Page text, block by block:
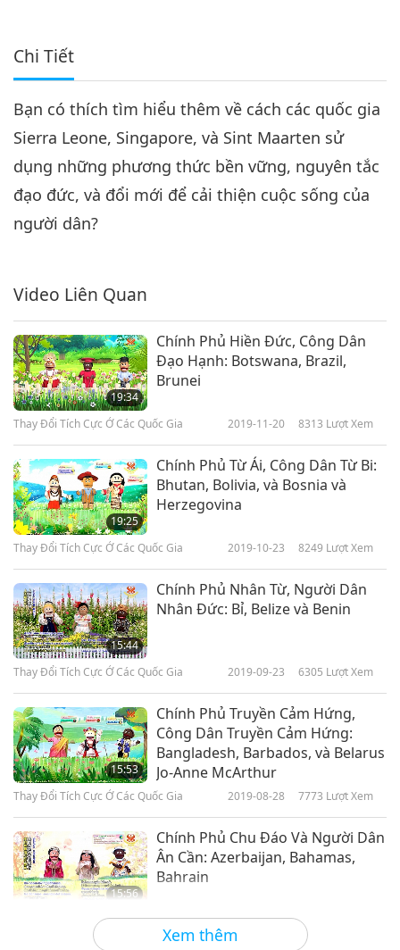
Chi Tiết
Bạn có thích tìm hiểu thêm về cách các quốc gia
Sierra Leone, Singapore, và Sint Maarten sử
dụng những phương thức bền vững, nguyên tắc
đạo đức, và đổi mới để cải thiện cuộc sống của
người dân?
Xem thêm
Video Liên Quan
19:34
Chính Phủ Hiền Đức, Công Dân
Đạo Hạnh: Botswana, Brazil,
Brunei
Thay Đổi Tích Cực Ở Các Quốc Gia 2019-11-20 8313 Lượt Xem
19:25
Chính Phủ Từ Ái, Công Dân Từ Bi:
Bhutan, Bolivia, và Bosnia và
Herzegovina
Thay Đổi Tích Cực Ở Các Quốc Gia 2019-10-23 8249 Lượt Xem
15:44
Chính Phủ Nhân Từ, Người Dân
Nhân Đức: Bỉ, Belize và Benin
Thay Đổi Tích Cực Ở Các Quốc Gia 2019-09-23 6305 Lượt Xem
15:53
Chính Phủ Truyền Cảm Hứng,
Công Dân Truyền Cảm Hứng:
Bangladesh, Barbados, và Belarus
Jo-Anne McArthur
Thay Đổi Tích Cực Ở Các Quốc Gia 2019-08-28 7773 Lượt Xem
15:56
Chính Phủ Chu Đáo Và Người Dân
Ân Cần: Azerbaijan, Bahamas,
Bahrain
Thay Đổi Tích Cực Ở Các Quốc Gia 2019-07-22 8711